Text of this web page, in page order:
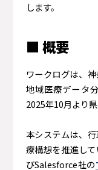
します。
■ 概要
ワークログは、
地域医療データ
2025年10月より
本システムは、
療構想を推進し
びSalesforce社の